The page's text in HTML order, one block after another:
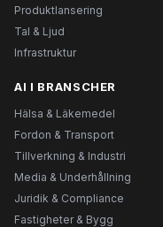
Produktlansering
Tal & Ljud
Infrastruktur
AI I BRANSCHER
Hälsa & Läkemedel
Fordon & Transport
Tillverkning & Industri
Media & Underhållning
Juridik & Compliance
Fastigheter & Bygg